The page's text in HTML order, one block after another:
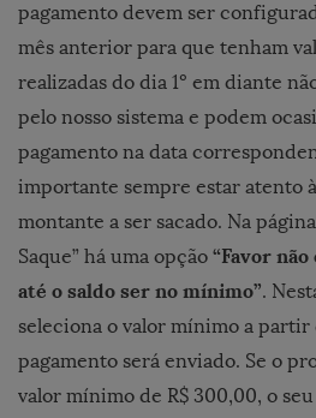
pagamento devem ser
mês anterior para que tenham
realizadas do dia 1º em diante
pelo nosso sistema e podem
pagamento na data
importante sempre estar atento
montante a ser sacado. Na
Saque” há uma opção “Favor
até o saldo ser no mínimo”.
seleciona o valor mínimo a partir
pagamento será enviado. Se o
valor mínimo de R$ 300,00, o